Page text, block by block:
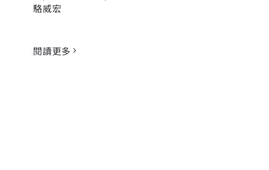
駱威宏
閱讀更多